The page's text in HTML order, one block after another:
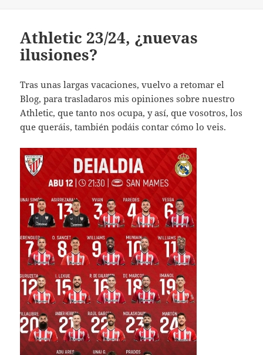
Athletic 23/24, ¿nuevas
ilusiones?
Tras unas largas vacaciones, vuelvo a retomar el
Blog, para trasladaros mis opiniones sobre nuestro
Athletic, que tanto nos ocupa, y así, que vosotros, los
que queráis, también podáis contar cómo lo veis.